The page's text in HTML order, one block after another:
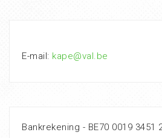
E-mail: kape@val.be
Bankrekening - BE70 0019 3451